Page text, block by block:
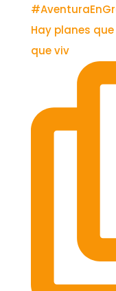
Hay planes
que viv